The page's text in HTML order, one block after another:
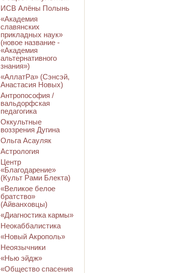
ИСВ Алёны Полынь
«Академия
славянских
прикладных наук»
(новое название -
«Академия
альтернативного
знания»)
«АллатРа» (Сэнсэй,
Анастасия Новых)
Антропософия /
вальдорфская
педагогика
Оккультные
воззрения Дугина
Ольга Асауляк
Астрология
Центр
«Благодарение»
(Культ Рами Блекта)
«Великое белое
братство»
(Айванховцы)
«Диагностика кармы»
Неокаббалистика
«Новый Акрополь»
Неоязычники
«Нью эйдж»
«Общество спасения